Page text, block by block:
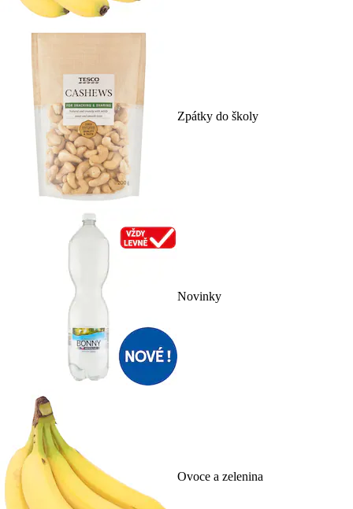
Zpátky do školy
Novinky
Ovoce a zelenina